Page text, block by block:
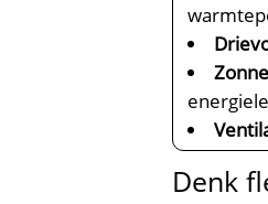
Denk